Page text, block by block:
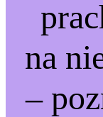
na
–